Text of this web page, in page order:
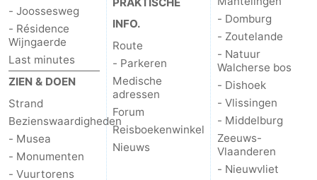
- Joossesweg
- Résidence
Wijngaerde
Last minutes
ZIEN & DOEN
Strand
Bezienswaardigheden
- Musea
- Monumenten
- Vuurtorens
INFO.
Route
- Parkeren
Medische
adressen
Forum
Reisboekenwinkel
Nieuws
- Domburg
- Zoutelande
- Natuur
Walcherse bos
- Dishoek
- Vlissingen
- Middelburg
Zeeuws-
Vlaanderen
- Nieuwvliet